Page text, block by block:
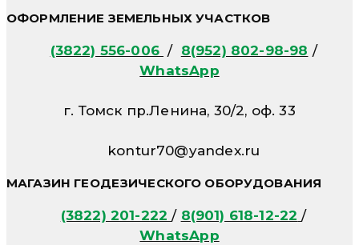
ОФОРМЛЕНИЕ ЗЕМЕЛЬНЫХ УЧАСТКОВ
(3822) 556-006 / 8(952) 802-98-98 /
WhatsApp
г. Томск пр.Ленина, 30/2, оф. 33
kontur70@yandex.ru
МАГАЗИН ГЕОДЕЗИЧЕСКОГО ОБОРУДОВАНИЯ
(3822) 201-222/ 8(901) 618-12-22 /
WhatsApp